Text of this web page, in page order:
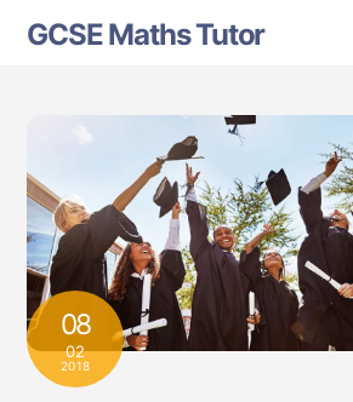
GCSE Maths Tutor
08
02
2018